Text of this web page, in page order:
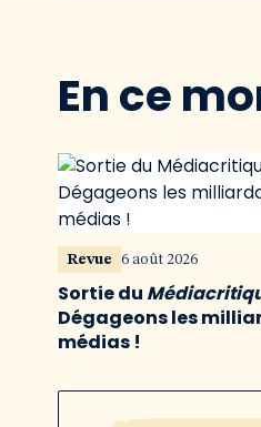
En ce
Revue 6 août 2026
Sortie du
Dégageons les
médias !